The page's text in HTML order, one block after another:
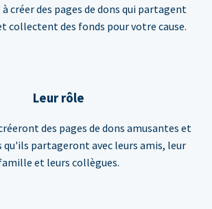
créer des pages de dons qui partagent
collectent des fonds pour votre cause.
Leur rôle
des pages de dons amusantes et
qu'ils partageront avec leurs amis, leur
et leurs collègues.